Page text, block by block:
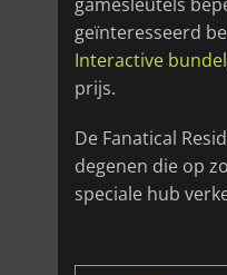
geïnteresseerd
Interactive bundel
prijs.
De Fanatical
degenen die op
speciale hub